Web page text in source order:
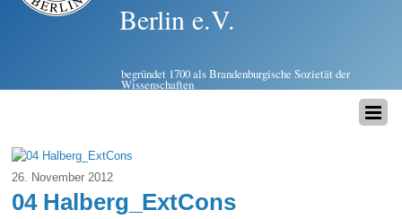
Berlin e.V.
begründet 1700 als Brandenburgische Sozietät der
Wissenschaften
26. November 2012
04 Halberg_ExtCons